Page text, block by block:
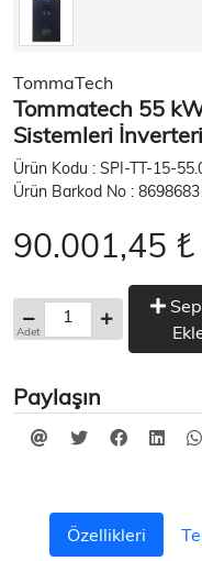
TommaTech
Tommatech 55
Sistemleri
Ürün Kodu : SPI-TT-15-
Ürün Barkod No :
90.001,45 ₺
Adet
Paylaşın
Özellikleri